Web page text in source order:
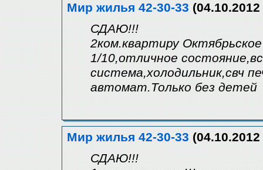
Мир жилья 42-30-33
СДАЮ!!!
2ком.квартиру
1/10,отличное
система,холодильник,свч
автомат.Только без детей
Мир жилья 42-30-33
СДАЮ!!!